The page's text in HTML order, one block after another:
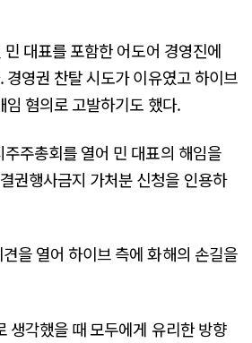
대표를 포함한 어도어 경영진에
경영권 찬탈 시도가 이유였고 하이브
임 혐의로 고발하기도 했다.
주총회를 열어 민 대표의 해임을
권행사금지 가처분 신청을 인용하
을 열어 하이브 측에 화해의 손길을
생각했을 때 모두에게 유리한 방향